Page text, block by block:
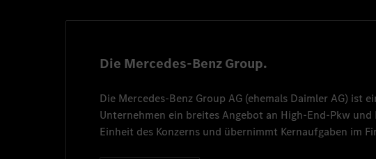
Die Mercedes-Benz Group.
Die Mercedes-Benz Group AG (ehemals Daimler AG) ist
Unternehmen ein breites Angebot an High-End-Pkw
Einheit des Konzerns und übernimmt Kernaufgaben im